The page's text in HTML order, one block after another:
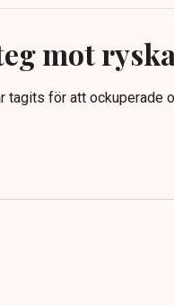
mot
tagits för att ockuperade